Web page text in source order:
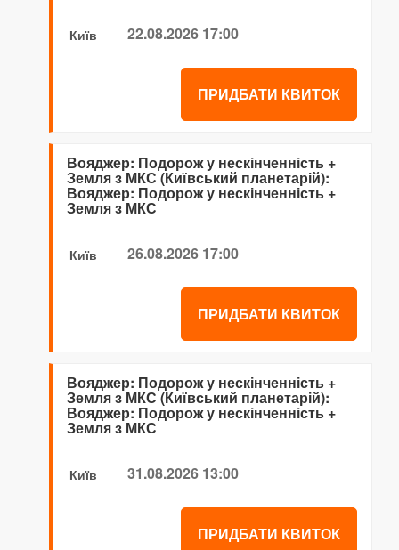
Київ 22.08.2026 17:00
ПРИДБАТИ КВИТОК
Вояджер: Подорож у нескінченність +
Земля з МКС (Київський планетарій):
Вояджер: Подорож у нескінченність +
Земля з МКС
Київ 26.08.2026 17:00
ПРИДБАТИ КВИТОК
Вояджер: Подорож у нескінченність +
Земля з МКС (Київський планетарій):
Вояджер: Подорож у нескінченність +
Земля з МКС
Київ 31.08.2026 13:00
ПРИДБАТИ КВИТОК